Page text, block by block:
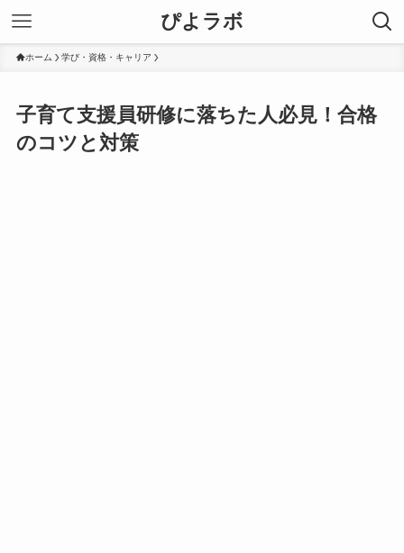
ぴよラボ
ホーム 学び・資格・キャリア
子育て支援員研修に落ちた人必見！合格
のコツと対策